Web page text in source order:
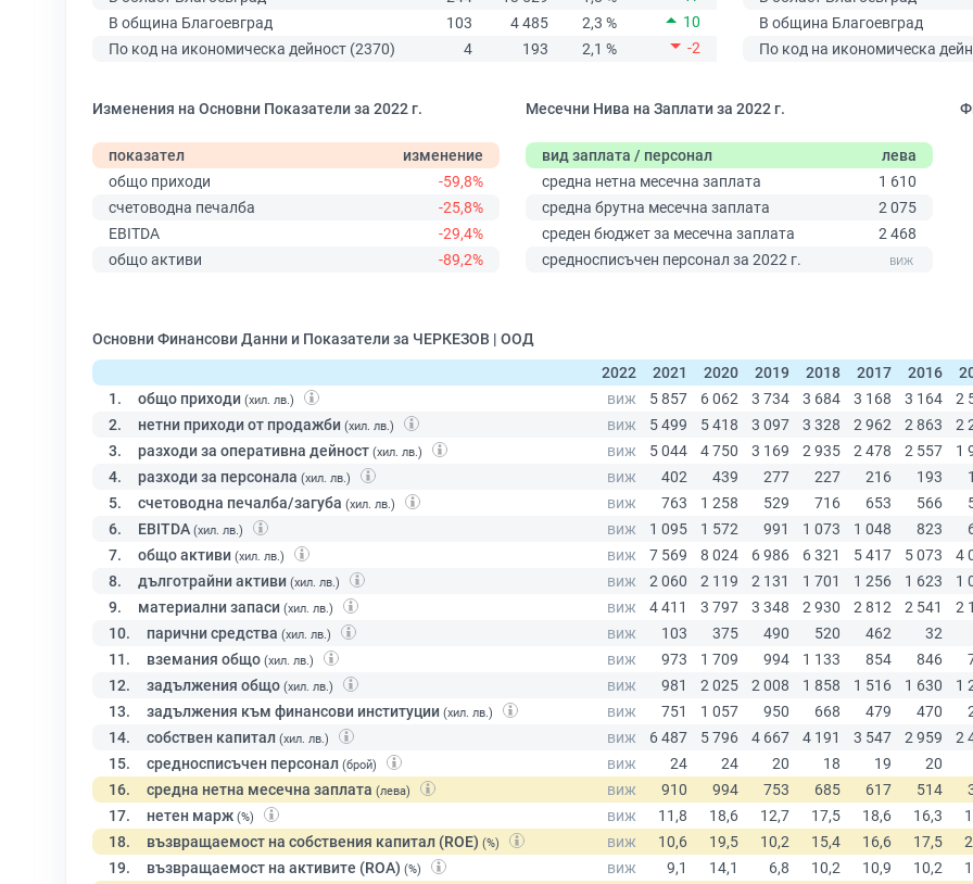
В община Благоевград
103 4 485 2,3 %
10
По код на икономическа дейност (2370)
4 193 2,1 % -2
В община Благоевград
По код на икономическа
Изменения на Основни Показатели за 2022 г.
показател
изменение
общо приходи
-59,8%
счетоводна печалба
-25,8%
EBITDA
-29,4%
общо активи
-89,2%
Месечни Нива на Заплати за 2022 г.
вид заплата / персонал
лева
средна нетна месечна заплата
1 610
средна брутна месечна заплата
2 075
среден бюджет за месечна заплата
2 468
средносписъчен персонал за 2022 г.
Основни Финансови Данни и Показатели за ЧЕРКЕЗОВ | ООД
2022
2021 2020 2019 2018 2017 2016
1.
общо приходи (хил. лв.)
2. нетни приходи от продажби (хил. лв.)
3. разходи за оперативна дейност (хил. лв.)
4. разходи за персонала (хил. лв.)
5. счетоводна печалба/загуба (хил. лв.)
6. EBITDA (хил. лв.)
7. общо активи (хил. лв.)
8. дълготрайни активи (хил. лв.)
9. материални запаси (хил. лв.)
10. парични средства (хил. лв.)
11. вземания общо (хил. лв.)
12. задължения общо (хил. лв.)
13. задължения към финансови институции (хил. лв.)
14. собствен капитал (хил. лв.)
15. средносписъчен персонал (брой)
16. средна нетна месечна заплата (лева)
17. нетен марж (%)
18. възвращаемост на собствения капитал (ROE) (%)
19. възвращаемост на активите (ROA) (%)